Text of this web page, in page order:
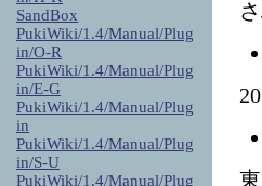
SandBox
PukiWiki/1.4/Manual/Plug
in/O-R
PukiWiki/1.4/Manual/Plug
in/E-G
PukiWiki/1.4/Manual/Plug
in
PukiWiki/1.4/Manual/Plug
in/S-U
PukiWiki/1.4/Manual/Plug